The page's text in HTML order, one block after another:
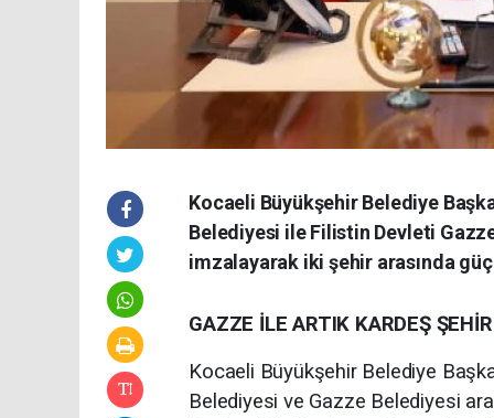
Kocaeli Büyükşehir Belediye
Belediyesi ile Filistin Devleti
imzalayarak iki şehir arasında
GAZZE İLE ARTIK KARDEŞ
Kocaeli Büyükşehir Belediye
Belediyesi ve Gazze Belediyesi